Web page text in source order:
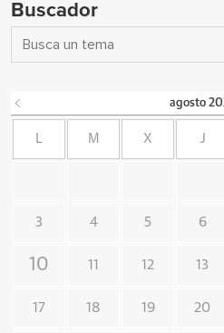
Buscador
agosto
L M X J
3 4 5 6
10 11 12 13
17 18 19 20